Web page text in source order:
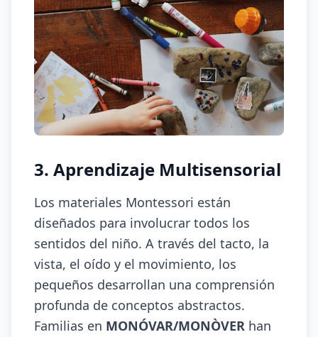
3. Aprendizaje Multisensorial
Los materiales Montessori están
diseñados para involucrar todos los
sentidos del niño. A través del tacto, la
vista, el oído y el movimiento, los
pequeños desarrollan una comprensión
profunda de conceptos abstractos.
Familias en MONÓVAR/MONÒVER han